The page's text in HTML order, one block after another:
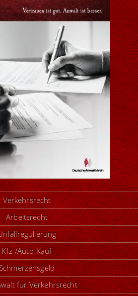
Verkehrsrecht
Arbeitsrecht
Kfz-/Auto-Kauf
für Verkehrsrecht